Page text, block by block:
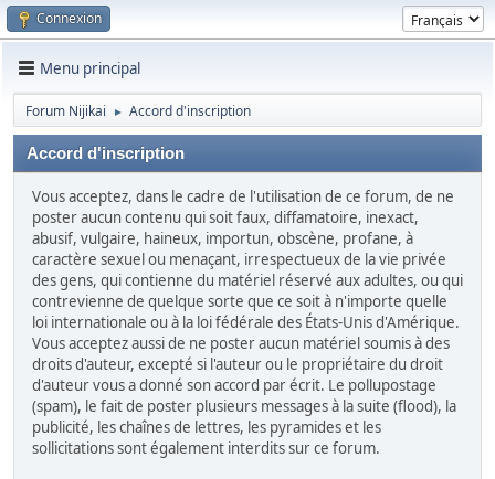
Connexion
Menu principal
Forum Nijikai ► Accord d'inscription
Accord d'inscription
Vous acceptez, dans le cadre de l'utilisation de ce forum, de ne
poster aucun contenu qui soit faux, diffamatoire, inexact,
abusif, vulgaire, haineux, importun, obscène, profane, à
caractère sexuel ou menaçant, irrespectueux de la vie privée
des gens, qui contienne du matériel réservé aux adultes, ou qui
contrevienne de quelque sorte que ce soit à n'importe quelle
loi internationale ou à la loi fédérale des États-Unis d'Amérique.
Vous acceptez aussi de ne poster aucun matériel soumis à des
droits d'auteur, excepté si l'auteur ou le propriétaire du droit
d'auteur vous a donné son accord par écrit. Le pollupostage
(spam), le fait de poster plusieurs messages à la suite (flood), la
publicité, les chaînes de lettres, les pyramides et les
sollicitations sont également interdits sur ce forum.